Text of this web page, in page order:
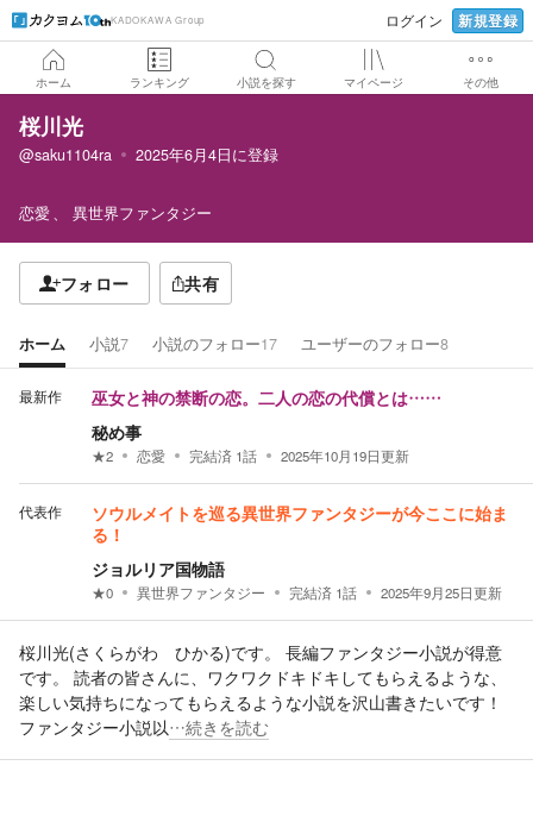
KADOKAWA Group ログイン 新規登録
ホーム ランキング 小説を探す マイページ その他
桜川光
@saku1104ra 2025年6月4日に登録
恋愛 異世界ファンタジー
フォロー 共有
ホーム 小説7 小説のフォロー17 ユーザーのフォロー8
最新作 巫女と神の禁断の恋。二人の恋の代償とは……
秘め事
★2 恋愛 完結済 1話 2025年10月19日更新
代表作
ソウルメイトを巡る異世界ファンタジーが今ここに始ま
る！
ジョルリア国物語
★0 異世界ファンタジー 完結済 1話 2025年9月25日更新
桜川光(さくらがわ ひかる)です。 長編ファンタジー小説が得意
です。 読者の皆さんに、ワクワクドキドキしてもらえるような、
楽しい気持ちになってもらえるような小説を沢山書きたいです！
ファンタジー小説以…続きを読む